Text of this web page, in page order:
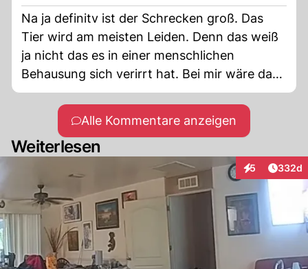
Na ja definitv ist der Schrecken groß. Das
Tier wird am meisten Leiden. Denn das weiß
ja nicht das es in einer menschlichen
Behausung sich verirrt hat. Bei mir wäre das
schon vieeeeel Schlimmer für ein
Familienmitglied von mir , den mein kleiner
Chihuahua wäre wohl auf der Jagdliste des
hungrigen Greifvogel. Da ich ländlich
aufgewachsen bin höre ich da wo ich wohne
wenn Hühnerbussard und Falken sich
nähern, da bin ich aber ganz schnell wieder
drinnen mit meinem kleinen Hündchen. Und
Nachts schützt und unser Fliegenfenster vor
der Schleiereule die auch die Größe des
Alle Kommentare anzeigen
Weiterlesen
5
Interaktionen
332d